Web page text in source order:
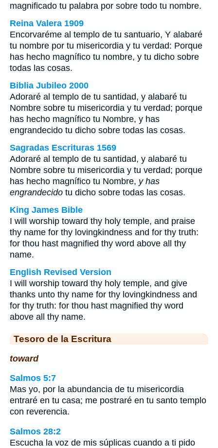
magnificado tu palabra por sobre todo tu nombre.
Reina Valera 1909
Encorvaréme al templo de tu santuario, Y alabaré
tu nombre por tu misericordia y tu verdad: Porque
has hecho magnífico tu nombre, y tu dicho sobre
todas las cosas.
Biblia Jubileo 2000
Adoraré al templo de tu santidad, y alabaré tu
Nombre sobre tu misericordia y tu verdad; porque
has hecho magnífico tu Nombre, y has
engrandecido tu dicho sobre todas las cosas.
Sagradas Escrituras 1569
Adoraré al templo de tu santidad, y alabaré tu
Nombre sobre tu misericordia y tu verdad; porque
has hecho magnífico tu Nombre, y has
engrandecido tu dicho sobre todas las cosas.
King James Bible
I will worship toward thy holy temple, and praise
thy name for thy lovingkindness and for thy truth:
for thou hast magnified thy word above all thy
name.
English Revised Version
I will worship toward thy holy temple, and give
thanks unto thy name for thy lovingkindness and
for thy truth: for thou hast magnified thy word
above all thy name.
Tesoro de la Escritura
toward
Salmos 5:7
Mas yo, por la abundancia de tu misericordia
entraré en tu casa; me postraré en tu santo templo
con reverencia.
Salmos 28:2
Escucha la voz de mis súplicas cuando a ti pido